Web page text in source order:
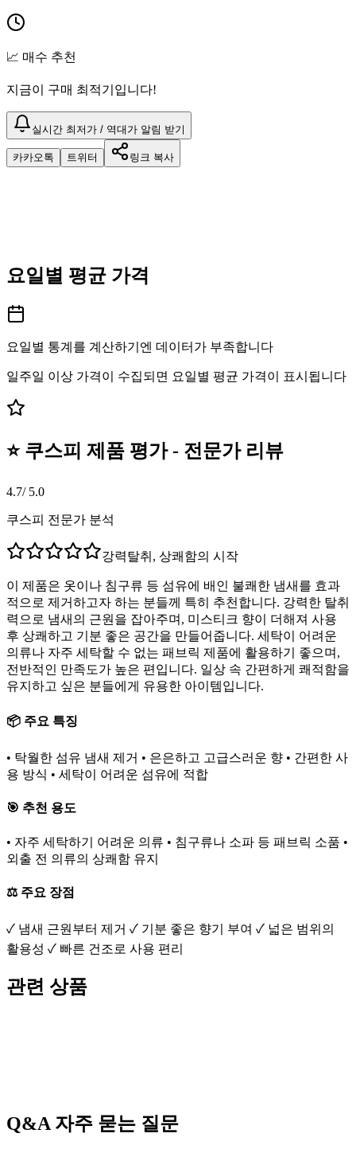
📈 매수 추천
지금이 구매 최적기입니다!
실시간 최저가 / 역대가 알림 받기
카카오톡 트위터 링크 복사
요일별 평균 가격
요일별 통계를 계산하기엔 데이터가 부족합니다
일주일 이상 가격이 수집되면 요일별 평균 가격이 표시됩니다
⭐ 쿠스피 제품 평가 - 전문가 리뷰
4.7/ 5.0
쿠스피 전문가 분석
강력탈취, 상쾌함의 시작
이 제품은 옷이나 침구류 등 섬유에 배인 불쾌한 냄새를 효과
적으로 제거하고자 하는 분들께 특히 추천합니다. 강력한 탈취
력으로 냄새의 근원을 잡아주며, 미스티크 향이 더해져 사용
후 상쾌하고 기분 좋은 공간을 만들어줍니다. 세탁이 어려운
의류나 자주 세탁할 수 없는 패브릭 제품에 활용하기 좋으며,
전반적인 만족도가 높은 편입니다. 일상 속 간편하게 쾌적함을
유지하고 싶은 분들에게 유용한 아이템입니다.
📦 주요 특징
• 탁월한 섬유 냄새 제거 • 은은하고 고급스러운 향 • 간편한 사
용 방식 • 세탁이 어려운 섬유에 적합
🎯 추천 용도
• 자주 세탁하기 어려운 의류 • 침구류나 소파 등 패브릭 소품 •
외출 전 의류의 상쾌함 유지
⚖️ 주요 장점
✓ 냄새 근원부터 제거 ✓ 기분 좋은 향기 부여 ✓ 넓은 범위의
활용성 ✓ 빠른 건조로 사용 편리
관련 상품
Q&A 자주 묻는 질문